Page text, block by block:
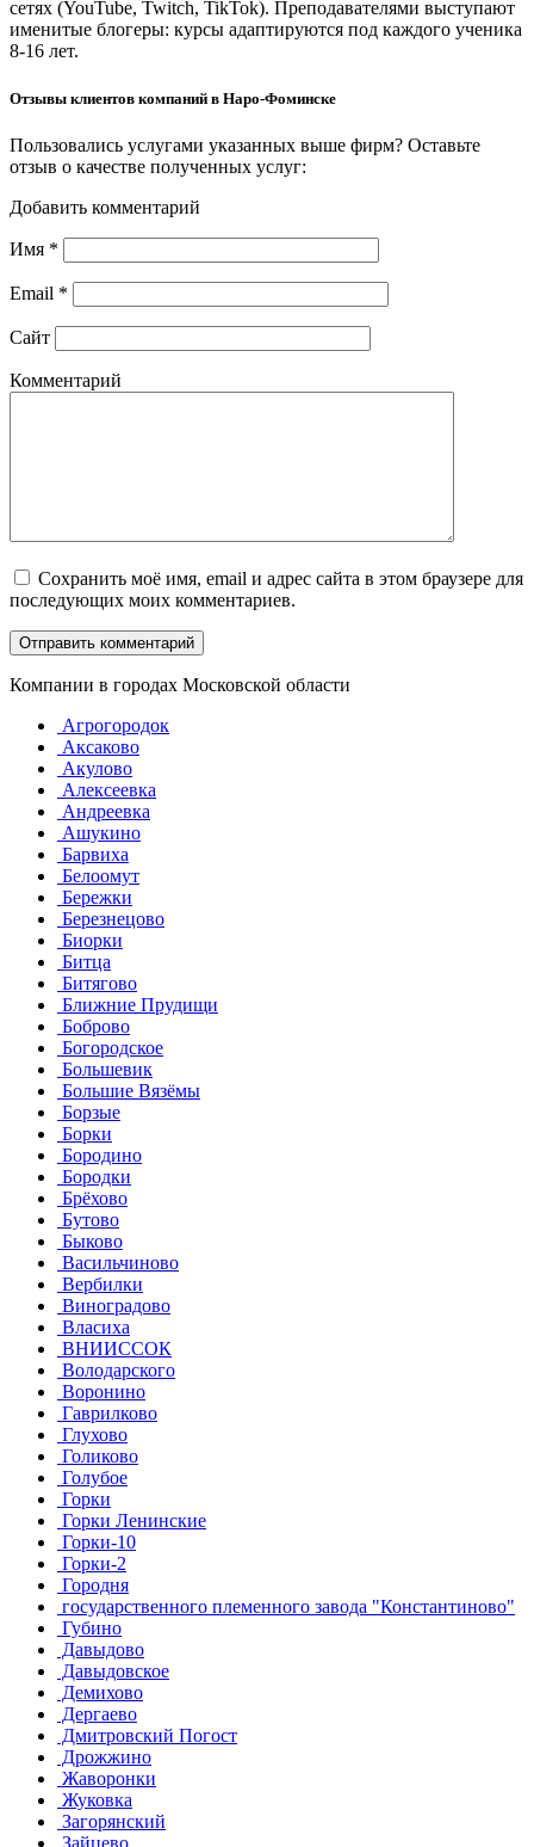
сетях (YouTube, Twitch, TikTok). Преподавателями выступают
именитые блогеры: курсы адаптируются под каждого ученика
8-16 лет.
Отзывы клиентов компаний в Наро-Фоминске
Пользовались услугами указанных выше фирм? Оставьте
отзыв о качестве полученных услуг:
Добавить комментарий
Имя *
Email *
Сайт
Комментарий
Сохранить моё имя, email и адрес сайта в этом браузере для
последующих моих комментариев.
Компании в городах Московской области
Агрогородок
Аксаково
Акулово
Алексеевка
Андреевка
Ашукино
Барвиха
Белоомут
Бережки
Березнецово
Биорки
Битца
Битягово
Ближние Прудищи
Боброво
Богородское
Большевик
Большие Вязёмы
Борзые
Борки
Бородино
Бородки
Брёхово
Бутово
Быково
Васильчиново
Вербилки
Виноградово
Власиха
ВНИИССОК
Володарского
Воронино
Гаврилково
Глухово
Голиково
Голубое
Горки
Горки Ленинские
Горки-10
Горки-2
Городня
государственного племенного завода "Константиново"
Губино
Давыдово
Давыдовское
Демихово
Дергаево
Дмитровский Погост
Дрожжино
Жаворонки
Жуковка
Загорянский
Зайцево